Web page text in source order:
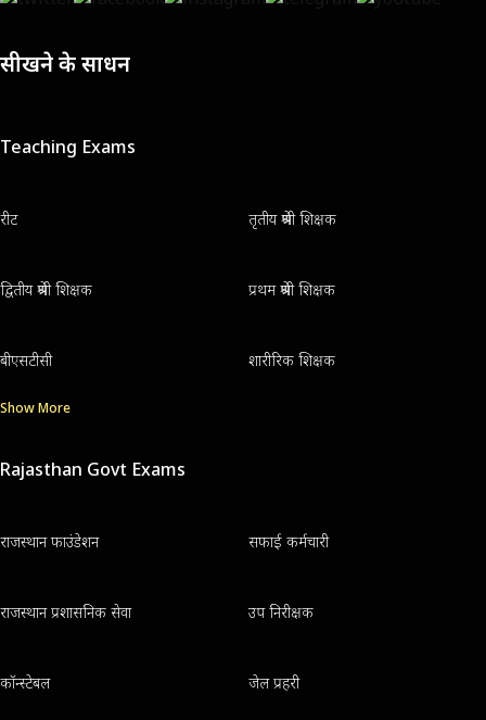
सीखने के साधन
Teaching Exams
रीट तृतीय श्रेणी शिक्षक
द्वितीय श्रेणी शिक्षक प्रथम श्रेणी शिक्षक
बीएसटीसी शारीरिक शिक्षक
Show More
Rajasthan Govt Exams
राजस्थान फाउंडेशन सफाई कर्मचारी
राजस्थान प्रशासनिक सेवा उप निरीक्षक
कॉन्स्टेबल जेल प्रहरी